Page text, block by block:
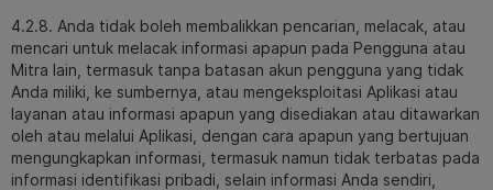
4.2.8. Anda tidak boleh membalikkan pencarian, melacak, atau
mencari untuk melacak informasi apapun pada Pengguna atau
Mitra lain, termasuk tanpa batasan akun pengguna yang tidak
Anda miliki, ke sumbernya, atau mengeksploitasi Aplikasi atau
layanan atau informasi apapun yang disediakan atau ditawarkan
oleh atau melalui Aplikasi, dengan cara apapun yang bertujuan
mengungkapkan informasi, termasuk namun tidak terbatas pada
informasi identifikasi pribadi, selain informasi Anda sendiri,